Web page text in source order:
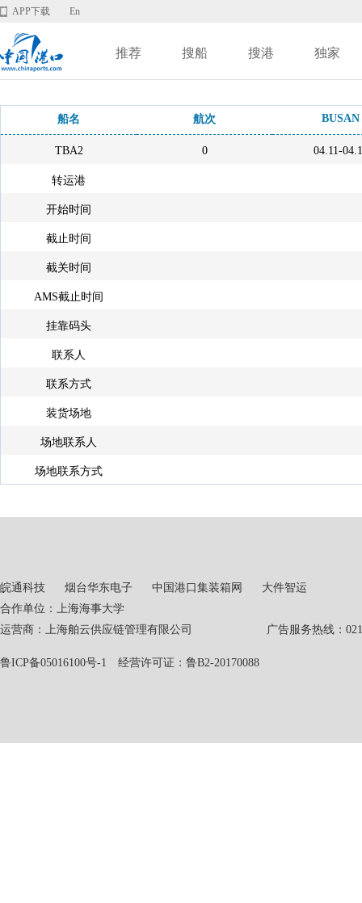
APP下载 En
推荐 搜船 搜港 独家
船名 航次 BUSAN
TBA2 0 04.11-
转运港
开始时间
截止时间
截关时间
AMS截止时间
挂靠码头
联系人
联系方式
装货场地
场地联系人
场地联系方式
皖通科技 烟台华东电子 中国港口集装箱网
大件智运
合作单位：上海海事大学
运营商：上海舶云供应链管理有限公司 广告服务热线：021-
鲁ICP备05016100号-1 经营许可证：鲁B2-20170088